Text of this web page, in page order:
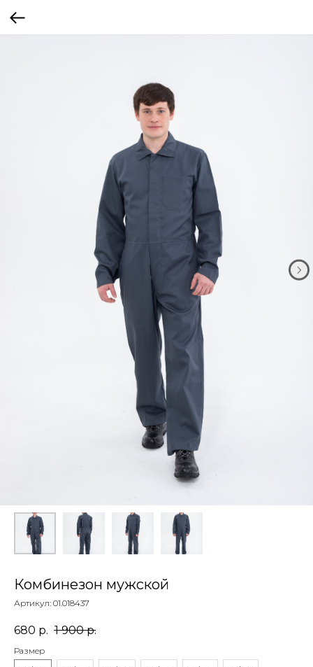
Комбинезон мужской
Артикул: 01.018437
680 р. 1 900 р.
Размер